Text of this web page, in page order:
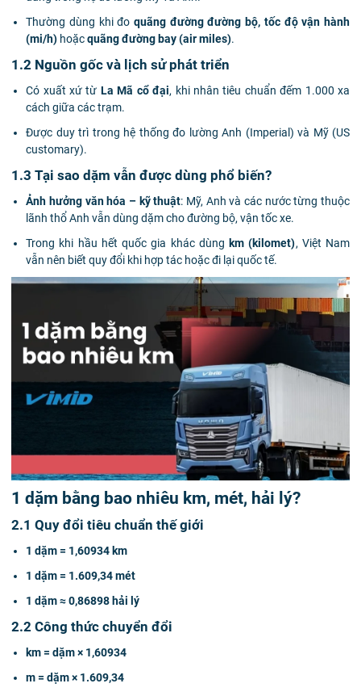
Thường dùng khi đoquãng đường đường bộ, tốc độ vận hành
(mi/h) hoặcquãng đường bay (air miles).
1.2 Nguồn gốc và lịch sử phát triển
Có xuất xứ từ La Mã cổ đại, khi nhân tiêu chuẩn đếm 1.000 xa
cách giữa các trạm.
Được duy trì trong hệ thống đo lường Anh (Imperial) và Mỹ (US
customary).
1.3 Tại sao dặm vẫn được dùng phổ biến?
Ảnh hưởng văn hóa – kỹ thuật: Mỹ, Anh và các nước từng thuộc
lãnh thổ Anh vẫn dùng dặm cho đường bộ, vận tốc xe.
Trong khi hầu hết quốc gia khác dùng km (kilomet), Việt Nam
vẫn nên biết quy đổi khi hợp tác hoặc đi lại quốc tế.
1 dặm bằng bao nhiêu km, mét, hải lý?
2.1 Quy đổi tiêu chuẩn thế giới
1 dặm = 1,60934 km
1 dặm = 1.609,34 mét
1 dặm ≈ 0,86898 hải lý
2.2 Công thức chuyển đổi
km = dặm × 1,60934
m = dặm × 1.609,34